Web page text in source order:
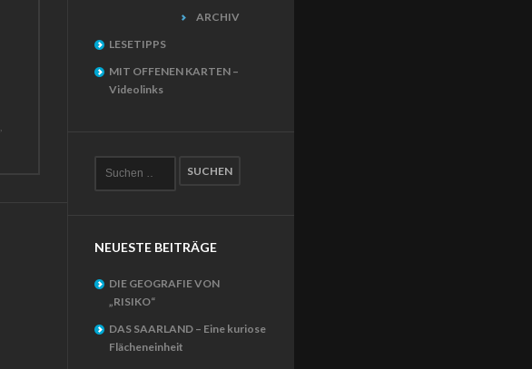
ARCHIV
LESETIPPS
MIT OFFENEN KARTEN –
Videolinks
NEUESTE BEITRÄGE
DIE GEOGRAFIE VON
„RISIKO“
DAS SAARLAND – Eine kuriose
Flächeneinheit